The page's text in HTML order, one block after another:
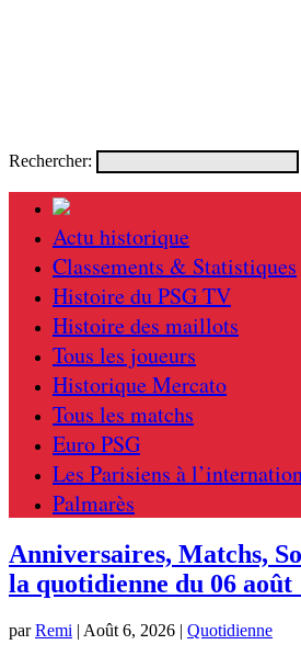
Rechercher:
Actu historique
Classements & Statistiques
Histoire du PSG TV
Histoire des maillots
Tous les joueurs
Historique Mercato
Tous les matchs
Euro PSG
Les Parisiens à
Palmarès
Anniversaires, Matchs,
la quotidienne du 06 août
parRemi | Août 6, 2026 | Quotidienne